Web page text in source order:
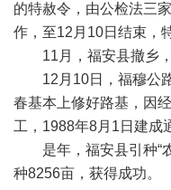
的特赦令，由公检法三
作，至12月10日结束，
11月，福安县撤乡，
12月10日，福穆公路
春基本上修好路基，因
工，1988年8月1日建成
是年，福安县引种“农
种8256亩，获得成功。